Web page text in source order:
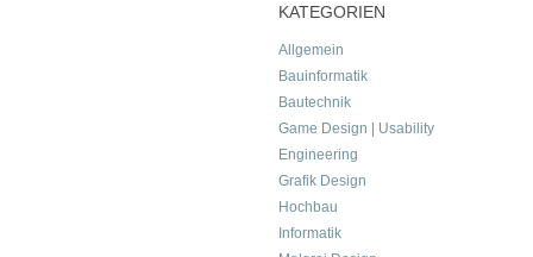
KATEGORIEN
Allgemein
Bauinformatik
Bautechnik
Game Design | Usability
Engineering
Grafik Design
Hochbau
Informatik